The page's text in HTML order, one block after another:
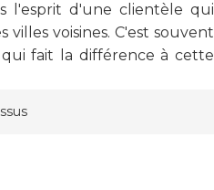
l'esprit d'une clientèle qui
voisines. C'est souvent
fait la différence à cette